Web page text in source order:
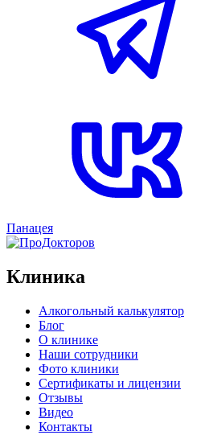
Панацея
Клиника
Алкогольный калькулятор
Блог
О клинике
Наши сотрудники
Фото клиники
Сертификаты и лицензии
Отзывы
Видео
Контакты